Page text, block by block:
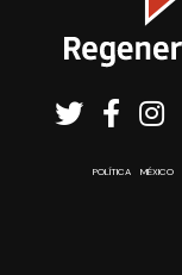
POLÍTICA MÉXICO